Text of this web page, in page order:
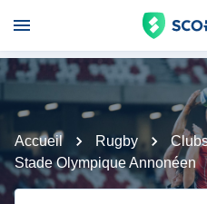
Accueil Rugby
Stade Olympique Annonéen